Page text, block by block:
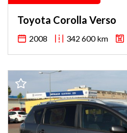
Toyota Corolla Verso
2008 342 600 km